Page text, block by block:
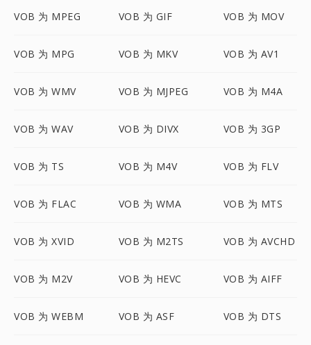
VOB 为 MPEG VOB 为 GIF VOB 为 MOV
VOB 为 MPG VOB 为 MKV VOB 为 AV1
VOB 为 WMV VOB 为 MJPEG VOB 为 M4A
VOB 为 WAV VOB 为 DIVX VOB 为 3GP
VOB 为 TS VOB 为 M4V VOB 为 FLV
VOB 为 FLAC VOB 为 WMA VOB 为 MTS
VOB 为 XVID VOB 为 M2TS VOB 为 AVCHD
VOB 为 M2V VOB 为 HEVC VOB 为 AIFF
VOB 为 WEBM VOB 为 ASF VOB 为 DTS